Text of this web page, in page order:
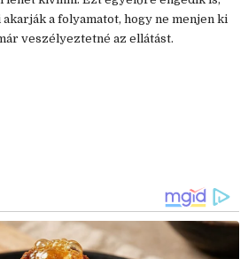
a folyamatot, hogy ne menjen ki
veszélyeztetné az ellátást.